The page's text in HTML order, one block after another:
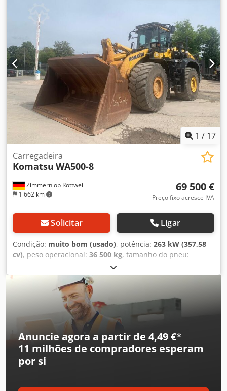
da caçamba Estado da caçamba: 30-40% restante Sistema
de lubrificação central Tamanho dos pneus: 18.00R33:
aprox. 30-40% restante Chsdpfxsyx Hg Ij Akqea Motor com
371 kW CE / EPA Peso operacional: 35 t.
1 / 17
Zimmern ob Rottweil
1 662 km
Carregadeira
Komatsu WA500-8
69 500 €
Preço fixo acresce IVA
Solicitar Ligar
Condição: muito bom (usado), potência: 263 kW (357,58
cv), peso operacional: 36 500 kg, tamanho do pneu:
, estado dos pneus:50 percentagem
fabrico:2018, horas de funcionamento:16 852 h,
Equipamento:ar condicionado
de fabrico: 2018 Horas de operação: 16.852 h Cabina
fechada Ar condicionado Câmara de marcha-atrás
Codezcn R Uepfx Akqeha Lubrificação centralizada Pneus
Michelin tamanho 29.5R25: aprox. 40–50% restantes Balde
– 5,6 m³ Motor com 263 kW CE Peso operacional: 36,5 t
Anuncie agora a partir de 4,49 €*
11 milhões de compradores esperam
por si